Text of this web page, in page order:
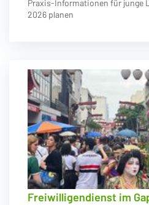
Praxis-Informationen für junge
2026 planen
Freiwilligendienst im